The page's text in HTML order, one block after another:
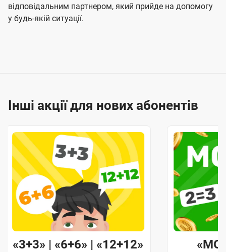
відповідальним партнером, який прийде на допомогу
у будь-якій ситуації.
Інші акції для нових абонентів
«3+3» | «6+6» | «12+12»